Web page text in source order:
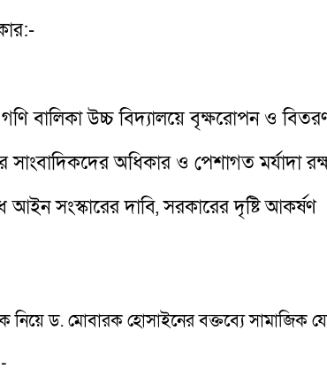
বালিকা উচ্চ বিদ্যালয়ে বৃক্ষরোপন ও
সাংবাদিকদের অধিকার ও পেশাগত মর্যাদা
আইন সংস্কারের দাবি, সরকারের দৃষ্টি আকর্ষণ
ড. মোবারক হোসাইনের বক্তব্যে সামাজিক